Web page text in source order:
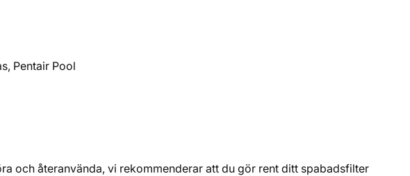
Pentair Pool
och återanvända, vi rekommenderar att du gör rent ditt spabadsfilter